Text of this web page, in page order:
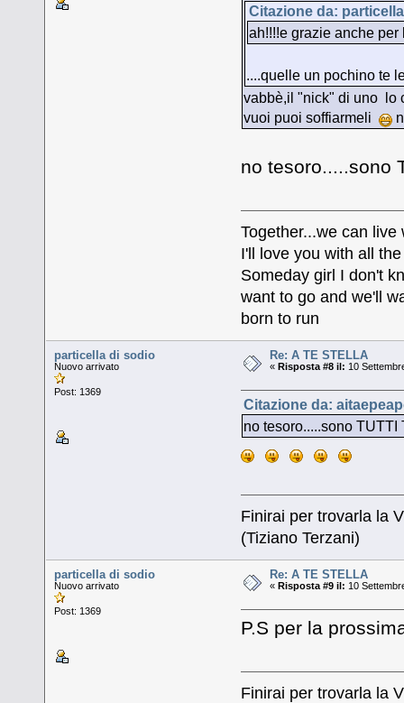
Citazione da:
ah!!!!e grazie anche
....quelle un pochino te
vabbè,il "nick" di uno lo
vuoi puoi soffiarmeli
no tesoro.....sono
Together...we can live
I'll love you with all
Someday girl I don't
want to go and we'll
born to run
particella di sodio
Nuovo arrivato
Post: 1369
Re: A TE STELLA
«Risposta #8 il: 10
Citazione da:
no tesoro.....sono
Finirai per trovarla la
(Tiziano Terzani)
particella di sodio
Nuovo arrivato
Post: 1369
Re: A TE STELLA
«Risposta #9 il: 10
P.S per la
Finirai per trovarla la